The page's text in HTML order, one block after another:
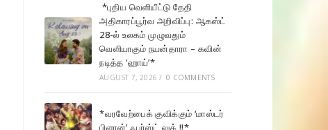
*புதிய வெளியீட்டு தேதி
அதிகாரப்பூர்வ அறிவிப்பு: ஆகஸ்ட்
28-ல் உலகம் முழுவதும்
வெளியாகும் நயன்தாரா – கவின்
நடித்த ‘ஹாய்’*
AUGUST 7, 2026 / 0 COMMENTS
*வரவேற்பைக் குவிக்கும் ‘மாஸ்டர்